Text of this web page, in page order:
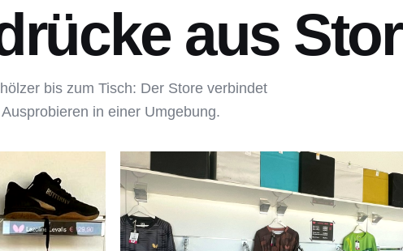
aus
bis zum Tisch: Der Store verbindet
in einer Umgebung.